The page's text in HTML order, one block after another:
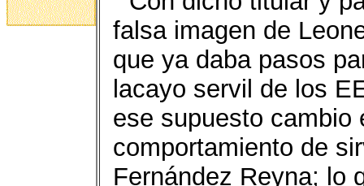
falsa imagen de
que ya daba pasos
lacayo servil de los
ese supuesto cambio
comportamiento de
Fernández Reyna; lo